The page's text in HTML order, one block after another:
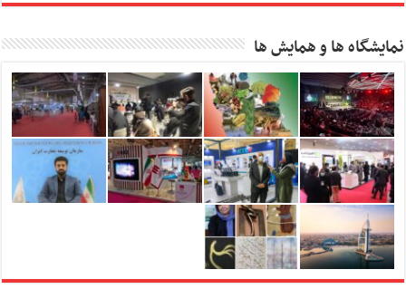
نمایشگاه ها و همایش ها